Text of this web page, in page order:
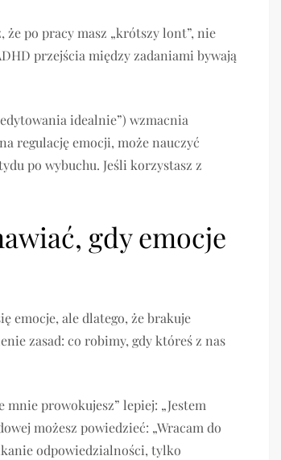
po pracy masz „krótszy lont”, nie
przejścia między zadaniami bywają
idealnie”) wzmacnia
regulację emocji, może nauczyć
po wybuchu. Jeśli korzystasz z
gdy emocje
emocje, ale dlatego, że brakuje
zasad: co robimy, gdy któreś z nas
prowokujesz” lepiej: „Jestem
możesz powiedzieć: „Wracam do
odpowiedzialności, tylko